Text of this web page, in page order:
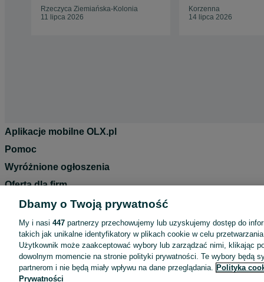
Rzeczyca Ziemiańska-Kolonia
11 lipca 2026
Korzenna
14 lipca 2026
Aplikacje mobilne OLX.pl
Pomoc
Wyróżnione ogłoszenia
Oferta dla firm
Blog
Regulamin
Polityka prywatności
Reklama
Informacja o realizowanej strategii podatkowej
Dbamy o Twoją prywatność
My i nasi 447 partnerzy przechowujemy lub uzyskujemy dostęp do
takich jak unikalne identyfikatory w plikach cookie w celu
Użytkownik może zaakceptować wybory lub zarządzać nimi, klikając
dowolnym momencie na stronie polityki prywatności. Te wybory będą
partnerom i nie będą miały wpływu na dane przeglądania. Polityka
Prywatności